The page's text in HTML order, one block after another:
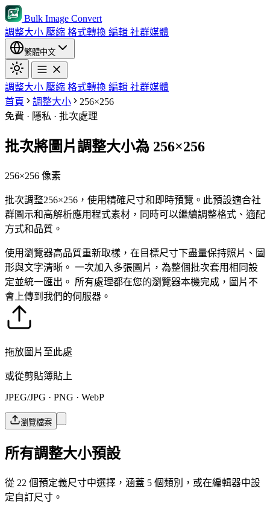
Bulk Image Convert
調整大小 壓縮 格式轉換 編輯 社群媒體
繁體中文
調整大小 壓縮 格式轉換 編輯 社群媒體
首頁
調整大小
256×256
免費 · 隱私 · 批次處理
批次將圖片調整大小為 256×256
256×256 像素
批次調整256×256，使用精確尺寸和即時預覽。此預設適合社
群圖示和高解析應用程式素材，同時可以繼續調整格式、適配
方式和品質。
使用瀏覽器高品質重新取樣，在目標尺寸下盡量保持照片、圖
形與文字清晰。 一次加入多張圖片，為整個批次套用相同設
定並統一匯出。 所有處理都在您的瀏覽器本機完成，圖片不
會上傳到我們的伺服器。
拖放圖片至此處
或從剪貼簿貼上
JPEG/JPG · PNG · WebP
瀏覽檔案
所有調整大小預設
從 22 個預定義尺寸中選擇，涵蓋 5 個類別，或在編輯器中設
定自訂尺寸。